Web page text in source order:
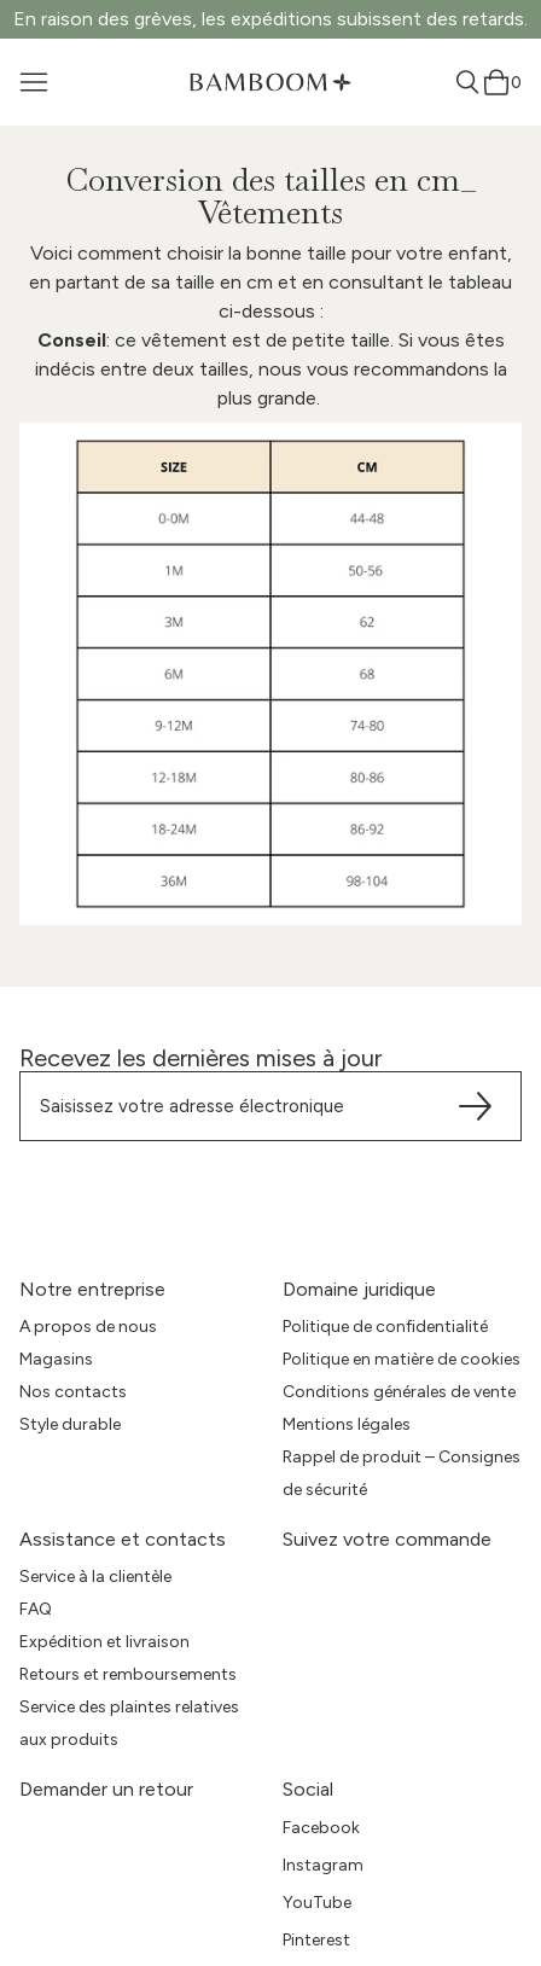
En raison des grèves, les expéditions subissent des retards.
0
Conversion des tailles en cm_
Vêtements
Voici comment choisir la bonne taille pour votre enfant,
en partant de sa taille en cm et en consultant le tableau
ci-dessous :
Conseil: ce vêtement est de petite taille. Si vous êtes
indécis entre deux tailles, nous vous recommandons la
plus grande.
Recevez les dernières mises à jour
Notre entreprise
A propos de nous
Magasins
Nos contacts
Style durable
Domaine juridique
Politique de confidentialité
Politique en matière de cookies
Conditions générales de vente
Mentions légales
Rappel de produit – Consignes
de sécurité
Assistance et contacts
Service à la clientèle
FAQ
Expédition et livraison
Retours et remboursements
Service des plaintes relatives
aux produits
Suivez votre commande
Demander un retour Social
Facebook
Instagram
YouTube
Pinterest